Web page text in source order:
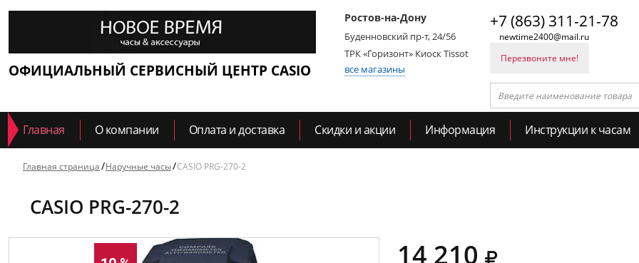
ОФИЦИАЛЬНЫЙ СЕРВИСНЫЙ ЦЕНТР CASIO
Ростов-на-Дону
Буденновский пр-т, 24/56
ТРК «Горизонт» Киоск Tissot
все магазины
+7 (863) 311-21-78
newtime2400@mail.ru
Перезвоните мне!
Главная О компании Оплата и доставка Скидки и акции Информация Инструкции к часам
Главная страница Наручные часы CASIO PRG-270-2
CASIO PRG-270-2
14 210